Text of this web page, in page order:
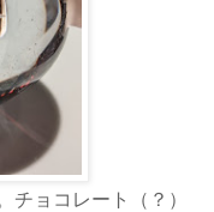
チョコレート（？）